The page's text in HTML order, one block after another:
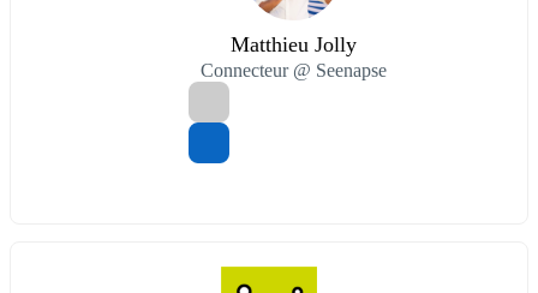
Matthieu Jolly
Connecteur @ Seenapse